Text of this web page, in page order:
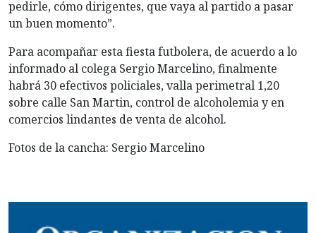
pedirle, cómo dirigentes, que vaya al partido a pasar
un buen momento”.
Para acompañar esta fiesta futbolera, de acuerdo a lo
informado al colega Sergio Marcelino, finalmente
habrá 30 efectivos policiales, valla perimetral 1,20
sobre calle San Martin, control de alcoholemia y en
comercios lindantes de venta de alcohol.
Fotos de la cancha: Sergio Marcelino